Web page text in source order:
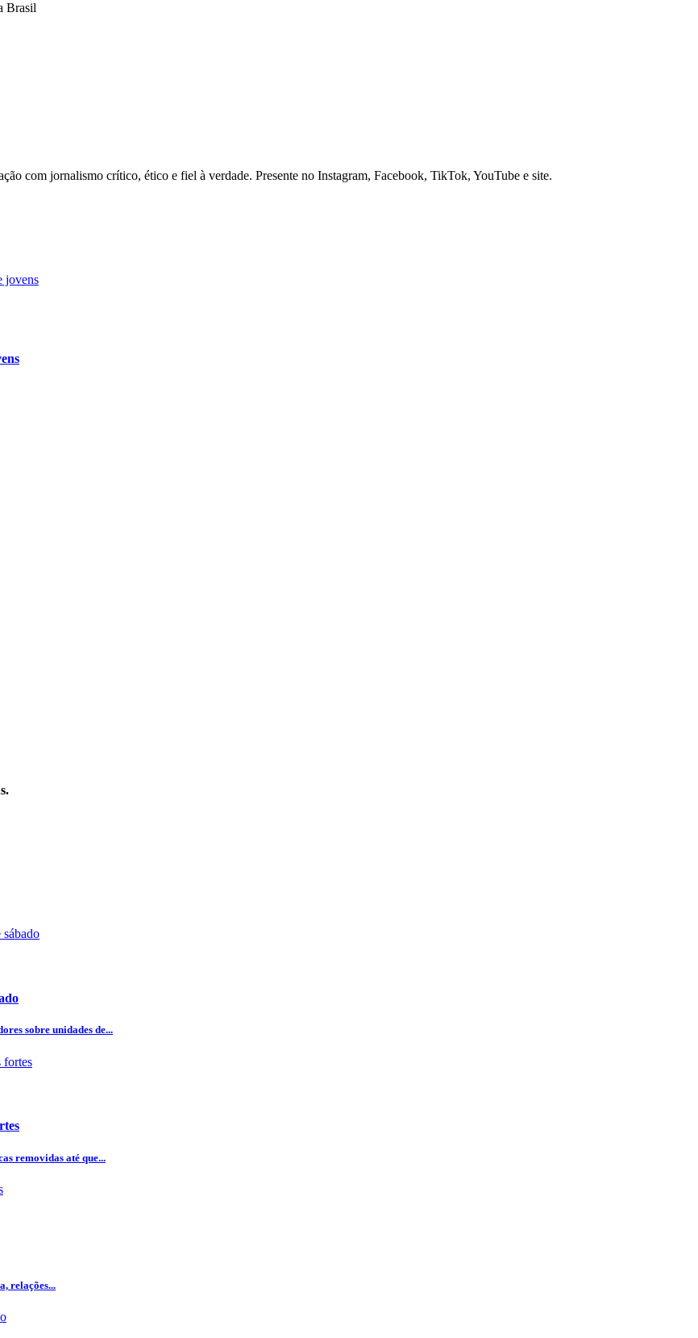
Brasil
com jornalismo crítico, ético e fiel à verdade. Presente no Instagram, Facebook, TikTok, YouTube e site.
sobre unidades de...
removidas até que...
relações...